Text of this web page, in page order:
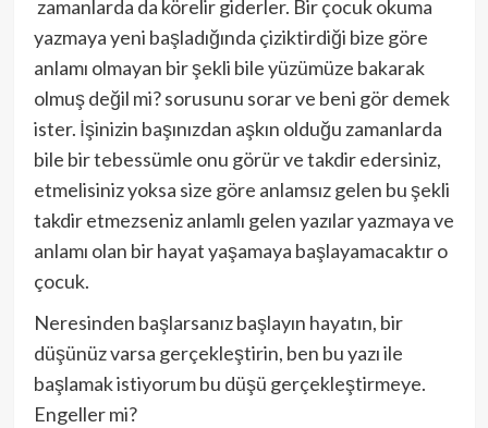
zamanlarda da körelir giderler. Bir çocuk okuma
yazmaya yeni başladığında çiziktirdiği bize göre
anlamı olmayan bir şekli bile yüzümüze bakarak
olmuş değil mi? sorusunu sorar ve beni gör demek
ister. İşinizin başınızdan aşkın olduğu zamanlarda
bile bir tebessümle onu görür ve takdir edersiniz,
etmelisiniz yoksa size göre anlamsız gelen bu şekli
takdir etmezseniz anlamlı gelen yazılar yazmaya ve
anlamı olan bir hayat yaşamaya başlayamacaktır o
çocuk.
Neresinden başlarsanız başlayın hayatın, bir
düşünüz varsa gerçekleştirin, ben bu yazı ile
başlamak istiyorum bu düşü gerçekleştirmeye.
Engeller mi?